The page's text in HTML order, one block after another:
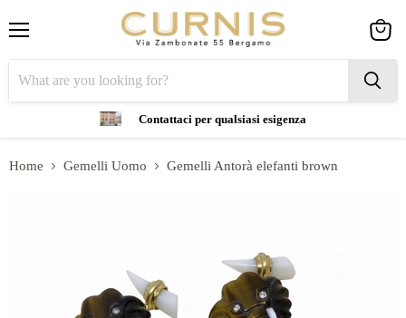
Contattaci per qualsiasi esigenza
cart
Home Gemelli Uomo Gemelli Antorà elefanti brown